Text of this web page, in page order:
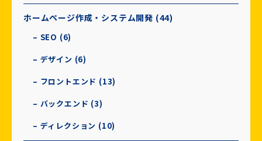
ホームページ作成・システム開発 (44)
– SEO (6)
– デザイン (6)
– フロントエンド (13)
– バックエンド (3)
– ディレクション (10)